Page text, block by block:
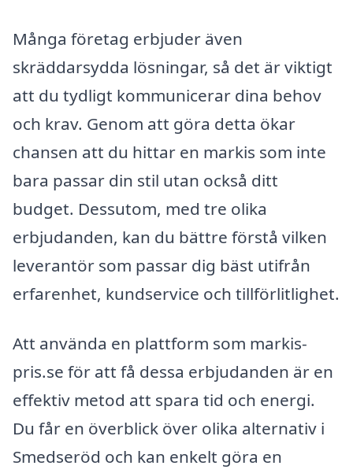
Många företag erbjuder även
skräddarsydda lösningar, så det är viktigt
att du tydligt kommunicerar dina behov
och krav. Genom att göra detta ökar
chansen att du hittar en markis som inte
bara passar din stil utan också ditt
budget. Dessutom, med tre olika
erbjudanden, kan du bättre förstå vilken
leverantör som passar dig bäst utifrån
erfarenhet, kundservice och tillförlitlighet.
Att använda en plattform som markis-
pris.se för att få dessa erbjudanden är en
effektiv metod att spara tid och energi.
Du får en överblick över olika alternativ i
Smedseröd och kan enkelt göra en